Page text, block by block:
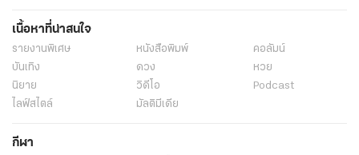
เนื้อหาที่น่าสนใจ
รายงานพิเศษ หนังสือพิมพ์
คอลัมน์
บันเทิง
ดวง
หวย
นิยาย
วิดีโอ
Podcast
ไลฟ์สไตล์
มัลติมีเดีย
กีฬา